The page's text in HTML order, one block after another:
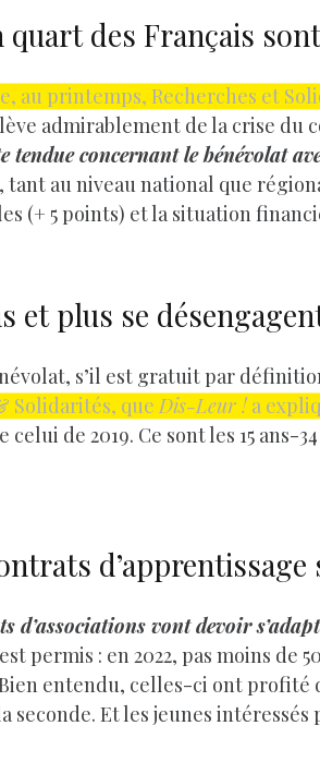
quart des Français
au printemps, Recherches et
admirablement de la crise du
tendue concernant le bénévolat
tant au niveau national que
(+ 5 points) et la situation
et plus se
s’il est gratuit par
Solidarités, queDis-Leur !a
celui de 2019. Ce sont les 15 ans-
d’apprentissage
d’associations vont devoir
permis : en 2022, pas moins
entendu, celles-ci ont profité
seconde. Et les jeunes